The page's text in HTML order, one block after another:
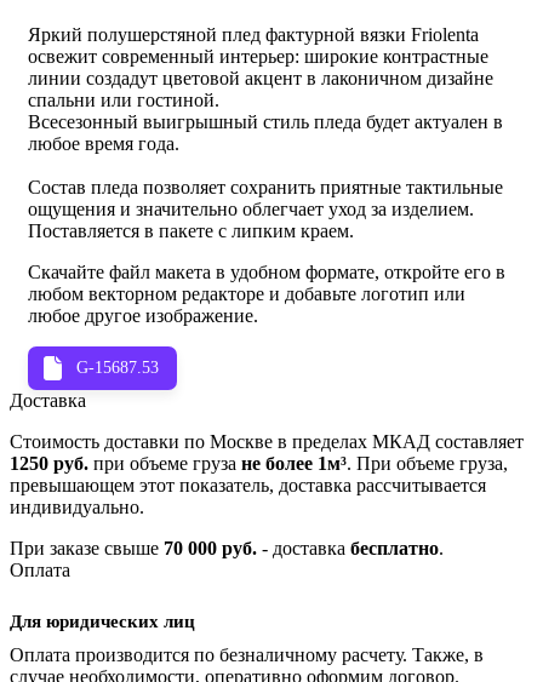
Яркий полушерстяной плед фактурной вязки Friolenta
освежит современный интерьер: широкие контрастные
линии создадут цветовой акцент в лаконичном дизайне
спальни или гостиной.
Всесезонный выигрышный стиль пледа будет актуален в
любое время года.
Состав пледа позволяет сохранить приятные тактильные
ощущения и значительно облегчает уход за изделием.
Поставляется в пакете с липким краем.
Скачайте файл макета в удобном формате, откройте его в
любом векторном редакторе и добавьте логотип или
любое другое изображение.
G-15687.53
Доставка
Стоимость доставки по Москве в пределах МКАД составляет
1250 руб. при объеме груза не более 1м³. При объеме груза,
превышающем этот показатель, доставка рассчитывается
индивидуально.
При заказе свыше 70 000 руб. - доставка бесплатно.
Оплата
Для юридических лиц
Оплата производится по безналичному расчету. Также, в
случае необходимости, оперативно оформим договор.